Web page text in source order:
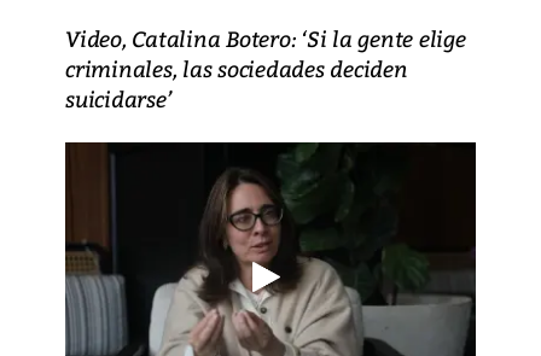
Video, Catalina Botero: ‘Si la gente elige
criminales, las sociedades deciden
suicidarse’